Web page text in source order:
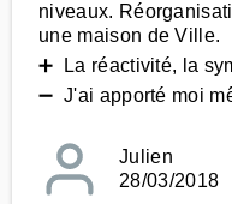
niveaux.
une maison de Ville.
➕ La réactivité, la
➖ J'ai apporté moi
Julien
28/03/2018